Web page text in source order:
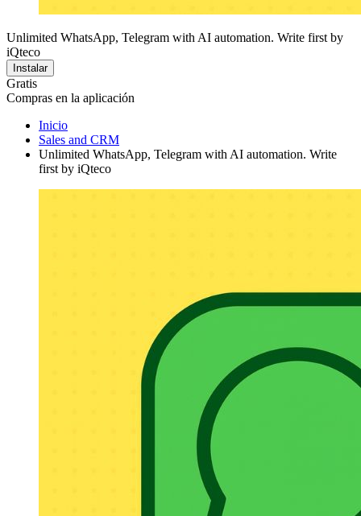
Unlimited WhatsApp, Telegram with AI automation. Write first by
iQteco
Instalar
Gratis
Compras en la aplicación
Inicio
Sales and CRM
Unlimited WhatsApp, Telegram with AI automation. Write
first by iQteco